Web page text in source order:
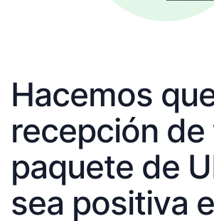
Hacemos
recepción de
paquete de
sea positiva